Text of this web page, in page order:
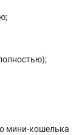
мини-кошелька